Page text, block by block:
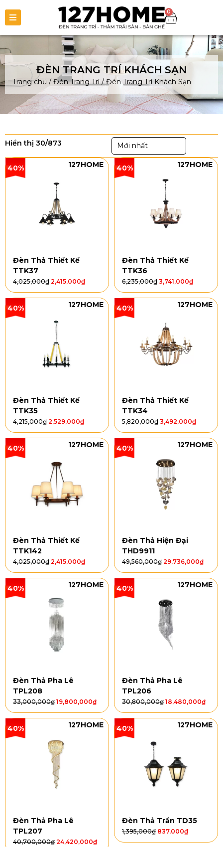
0
ĐÈN TRANG TRÍ KHÁCH SẠN
Trang chủ / Đèn Trang Trí/Đèn Trang Trí Khách Sạn
Hiển thị 30/873 Mới nhất
40% 127HOME
Đèn Thả Thiết Kế
TTK37
4,025,000₫ 2,415,000₫
40% 127HOME
Đèn Thả Thiết Kế
TTK36
6,235,000₫ 3,741,000₫
40% 127HOME
Đèn Thả Thiết Kế
TTK35
4,215,000₫ 2,529,000₫
40% 127HOME
Đèn Thả Thiết Kế
TTK34
5,820,000₫ 3,492,000₫
40% 127HOME
Đèn Thả Thiết Kế
TTK142
4,025,000₫ 2,415,000₫
40% 127HOME
Đèn Thả Hiện Đại
THD9911
49,560,000₫ 29,736,000₫
40% 127HOME
Đèn Thả Pha Lê
TPL208
33,000,000₫ 19,800,000₫
40% 127HOME
Đèn Thả Pha Lê
TPL206
30,800,000₫ 18,480,000₫
40% 127HOME
Đèn Thả Pha Lê
TPL207
40,700,000₫ 24,420,000₫
40% 127HOME
Đèn Thả Trần TD35
1,395,000₫ 837,000₫